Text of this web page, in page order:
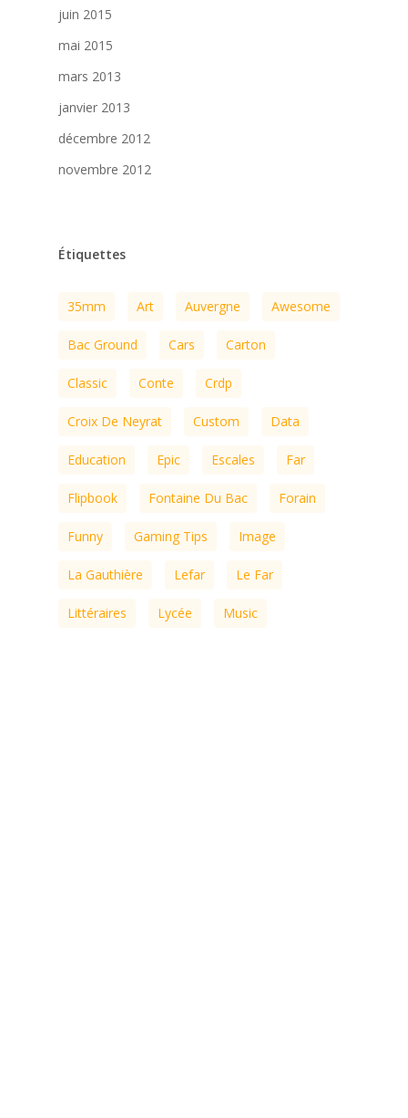
juin 2015
mai 2015
mars 2013
janvier 2013
décembre 2012
novembre 2012
Étiquettes
35mm Art Auvergne Awesome
Bac Ground Cars Carton
Classic Conte Crdp
Croix De Neyrat Custom Data
Education Epic Escales Far
Flipbook Fontaine Du Bac Forain
Funny Gaming Tips Image
La Gauthière Lefar Le Far
Littéraires Lycée Music